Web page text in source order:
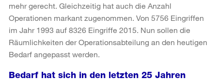
mehr gerecht. Gleichzeitig hat auch die Anzahl
Operationen markant zugenommen. Von 5756 Eingriffen
im Jahr 1993 auf 8326 Eingriffe 2015. Nun sollen die
Räumlichkeiten der Operationsabteilung an den heutigen
Bedarf angepasst werden.
Bedarf hat sich in den letzten 25 Jahren